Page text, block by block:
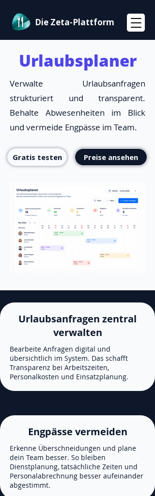
Die Zeta-Plattform
Urlaubsplaner
Verwalte Urlaubsanfragen
strukturiert und transparent.
Behalte Abwesenheiten im Blick
und vermeide Engpässe im Team.
Gratis testen Preise ansehen
Urlaubsanfragen zentral
verwalten
Bearbeite Anfragen digital und
übersichtlich im System. Das schafft
Transparenz bei Arbeitszeiten,
Personalkosten und Einsatzplanung.
Engpässe vermeiden
Erkenne Überschneidungen und plane
dein Team besser. So bleiben
Dienstplanung, tatsächliche Zeiten und
Personalabrechnung besser aufeinander
abgestimmt.